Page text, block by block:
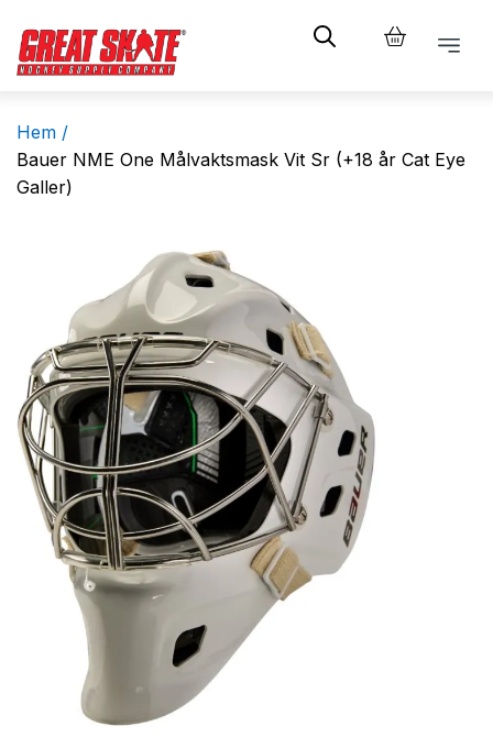
Hem /
Bauer NME One Målvaktsmask Vit Sr (+18 år Cat Eye
Galler)